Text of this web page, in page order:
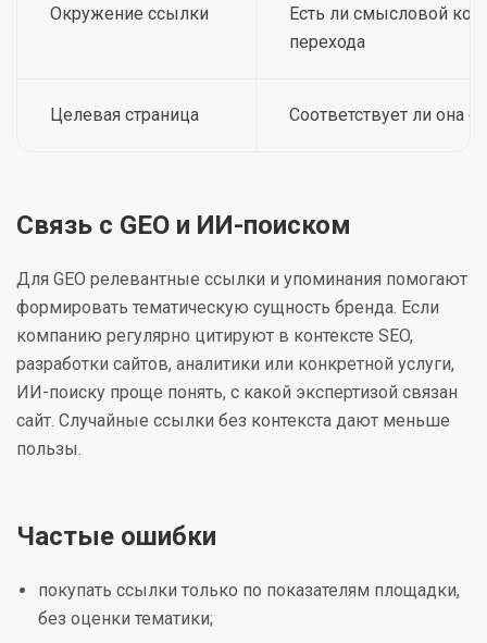
Окружение ссылки
Есть ли смысловой
перехода
Целевая страница Соответствует ли она
Связь с GEO и ИИ-поиском
Для GEO релевантные ссылки и упоминания помогают
формировать тематическую сущность бренда. Если
компанию регулярно цитируют в контексте SEO,
разработки сайтов, аналитики или конкретной услуги,
ИИ-поиску проще понять, с какой экспертизой связан
сайт. Случайные ссылки без контекста дают меньше
пользы.
Частые ошибки
покупать ссылки только по показателям площадки,
без оценки тематики;